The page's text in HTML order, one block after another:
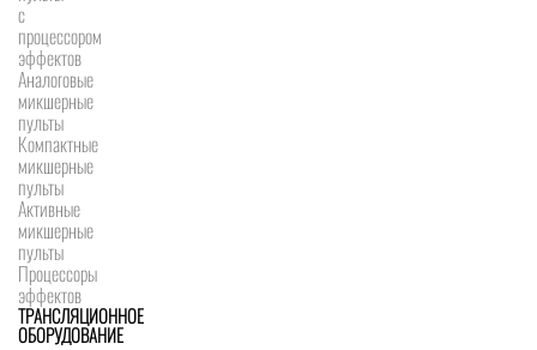
с
процессором
эффектов
Аналоговые
микшерные
пульты
Компактные
микшерные
пульты
Активные
микшерные
пульты
Процессоры
эффектов
ТРАНСЛЯЦИОННОЕ
ОБОРУДОВАНИЕ